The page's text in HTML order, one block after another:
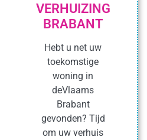
VERHUIZING
BRABANT
Hebt u net uw
toekomstige
woning in
deVlaams
Brabant
gevonden? Tijd
om uw verhuis